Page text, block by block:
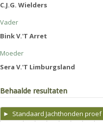
C.J.G. Wielders
Vader
Bink V.'T Arret
Moeder
Sera V.'T Limburgsland
Behaalde resultaten
► Standaard Jachthonden proef